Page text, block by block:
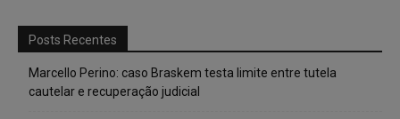
Posts Recentes
Marcello Perino: caso Braskem testa limite entre tutela
cautelar e recuperação judicial